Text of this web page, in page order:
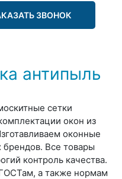
ЗВОНОК
антипыль
сетки
окон из
оконные
Все товары
контроль качества.
а также нормам